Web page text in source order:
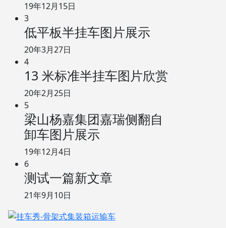
19年12月15日
3
低平板半挂车图片展示
20年3月27日
4
13 米标准半挂车图片欣赏
20年2月25日
5
梁山杨嘉集团嘉瑞侧翻自
卸车图片展示
19年12月4日
6
测试一篇新文章
21年9月10日